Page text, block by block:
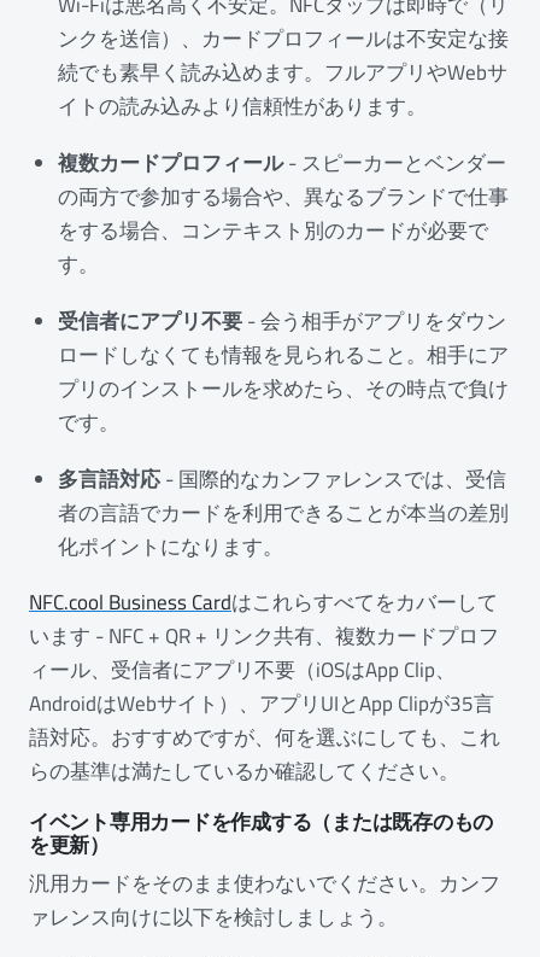
ンクを送信）、カードプロフィールは不安定な接
続でも素早く読み込めます。フルアプリやWebサ
イトの読み込みより信頼性があります。
複数カードプロフィール- スピーカーとベンダー
の両方で参加する場合や、異なるブランドで仕事
をする場合、コンテキスト別のカードが必要で
す。
受信者にアプリ不要- 会う相手がアプリをダウン
ロードしなくても情報を見られること。相手にア
プリのインストールを求めたら、その時点で負け
です。
多言語対応- 国際的なカンファレンスでは、受信
者の言語でカードを利用できることが本当の差別
化ポイントになります。
NFC.cool Business Cardはこれらすべてをカバーして
います - NFC + QR + リンク共有、複数カードプロフ
ィール、受信者にアプリ不要（iOSはApp Clip、
AndroidはWebサイト）、アプリUIとApp Clipが35言
語対応。おすすめですが、何を選ぶにしても、これ
らの基準は満たしているか確認してください。
イベント専用カードを作成する（または既存のもの
を更新）
汎用カードをそのまま使わないでください。カンフ
ァレンス向けに以下を検討しましょう。